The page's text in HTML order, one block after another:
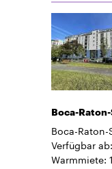
Boca-Raton-
Boca-Raton-
Verfügbar ab
Warmmiete